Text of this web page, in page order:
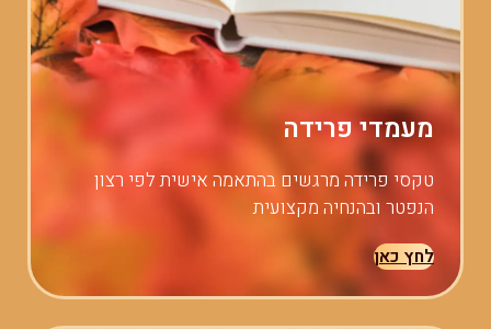
מעמדי פרידה
טקסי פרידה מרגשים בהתאמה אישית לפי רצון
הנפטר ובהנחיה מקצועית
לחץ כאן